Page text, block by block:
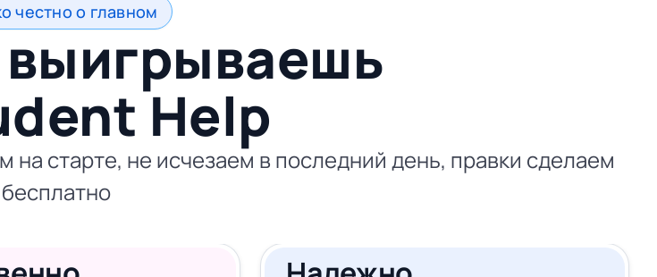
честно о главном
Help
старте, не исчезаем в последний день, правки сделаем
бесплатно